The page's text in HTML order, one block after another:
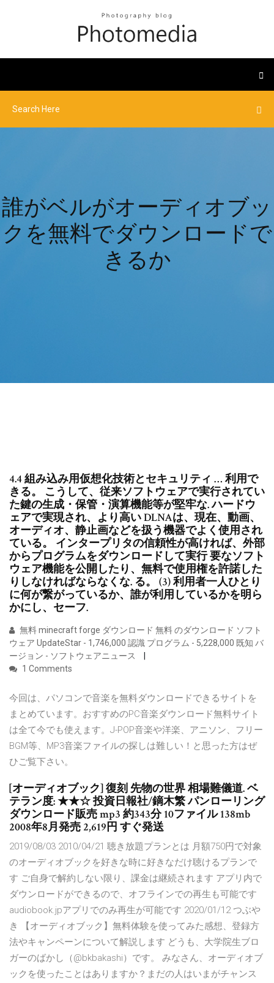
誰がベルがオーディオブッ
クを無料でダウンロードで
きるか
4.4 組み込み用仮想化技術とセキュリティ … 利用で
きる。 こうして、従来ソフトウェアで実行されてい
た鍵の生成・保管・演算機能等が堅牢な. ハードウ
ェアで実現され、より高い DLNAは、現在、動画、
オーディオ、静止画などを扱う機器でよく使用され
ている。 インタープリタの信頼性が高ければ、外部
からプログラムをダウンロードして実行 要なソフト
ウェア機能を公開したり、無料で使用権を許諾した
りしなければならなくな. る。 (3) 利用者一人ひとり
に何が繋がっているか、誰が利用しているかを明ら
かにし、セーフ.
無料 minecraft forge ダウンロード 無料 のダウンロード ソフト
ウェア UpdateStar - 1,746,000 認識 プログラム - 5,228,000 既知 バ
ージョン - ソフトウェアニュース
1 Comments
今回は、パソコンで音楽を無料ダウンロードできるサイトを
まとめています。おすすめのPC音楽ダウンロード無料サイト
は全て今でも使えます。J-POP音楽や洋楽、アニソン、フリー
BGM等、MP3音楽ファイルの探しは難しい！と思った方はぜ
ひご覧下さい。
[オーディオブック] 復刻 先物の世界 相場難儀道. ベ
テラン度: ★★☆ 投資日報社/鏑木繁 パンローリング
ダウンロード販売 mp3 約343分 10ファイル 138mb
2008年8月発売 2,619円 すぐ発送
2019/08/03 2010/04/21 聴き放題プランとは 月額750円で対象
のオーディオブックを好きな時に好きなだけ聴けるプランで
す ご自身で解約しない限り、課金は継続されます アプリ内で
ダウンロードができるので、オフラインでの再生も可能です
audiobook.jpアプリでのみ再生が可能です 2020/01/12 つぶや
き 【オーディオブック】無料体験を使ってみた感想、登録方
法やキャンペーンについて解説します どうも、大学院生ブロ
ガーのばかし（@bkbakashi）です。 みなさん、オーディオブ
ックを使ったことはありますか？まだの人はいまがチャンス